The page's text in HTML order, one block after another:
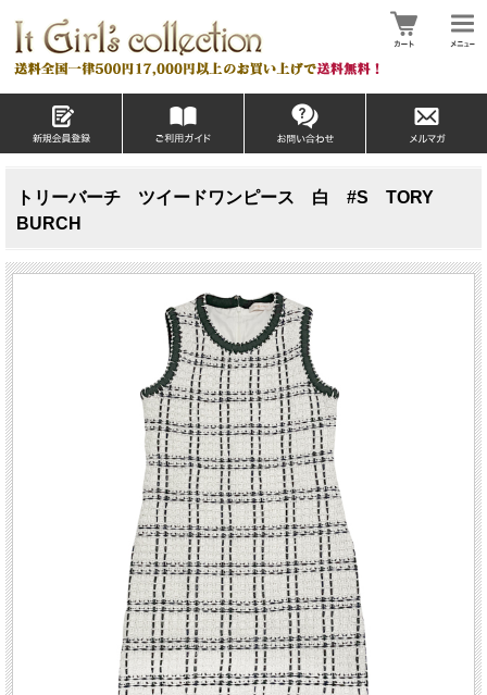
トリーバーチ ツイードワンピース 白 #S TORY
BURCH